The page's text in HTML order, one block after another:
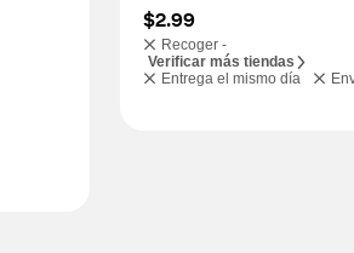
$2.99
Recoger -
Verificar más tiendas
Entrega el mismo día